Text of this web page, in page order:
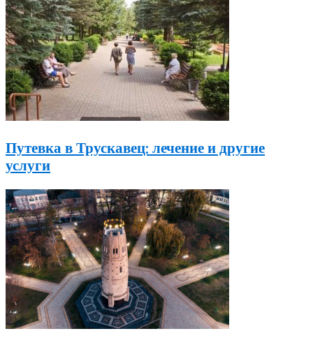
Путевка в Трускавец: лечение и другие
услуги